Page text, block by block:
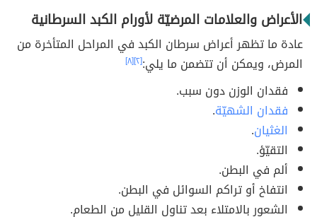
الأعراض والعلامات المرضيّة لأورام الكبد السرطانية
عادة ما تظهر أعراض سرطان الكبد في المراحل المتأخرة من
المرض، ويمكن أن تتضمن ما يلي:[٢] [٨]
فقدان الوزن دون سبب.
فقدان الشهيّة.
الغثيان.
التقيّؤ.
ألم في البطن.
انتفاخ أو تراكم السوائل في البطن.
الشعور بالامتلاء بعد تناول القليل من الطعام.